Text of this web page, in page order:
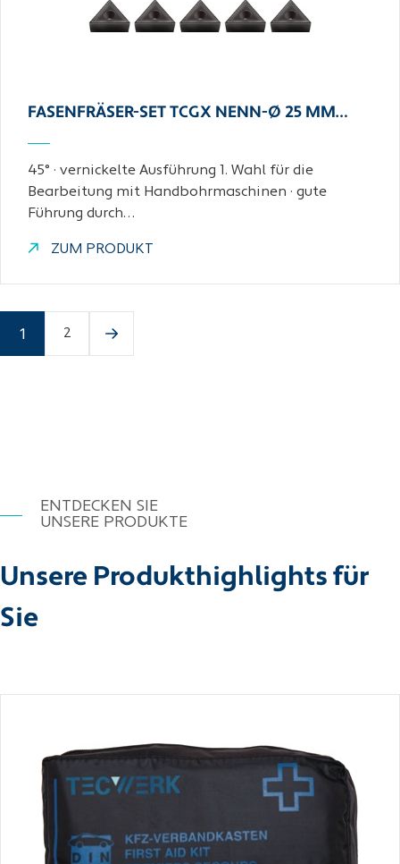
FASENFRÄSER-SET TCGX NENN-Ø 25 MM…
45° · vernickelte Ausführung 1. Wahl für die
Bearbeitung mit Handbohrmaschinen · gute
Führung durch…
ZUM PRODUKT
1 2
ENTDECKEN SIE
UNSERE PRODUKTE
Unsere Produkthighlights für
Sie